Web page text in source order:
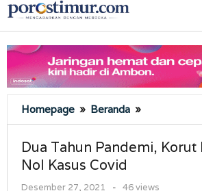
Lewati
ke
Homepage » Beranda »
Tahun
Pandemi,
Korut
Klaim
Dua Tahun Pandemi, Korut
Nol Kasus Covid
Desember 27, 2021
oleh
- 46 views